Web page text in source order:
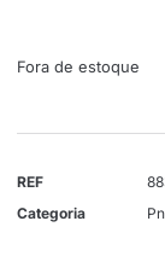
Fora de estoque
REF
Categoria